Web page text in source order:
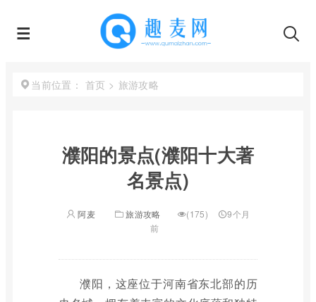
当前位置： 首页 > 旅游攻略
濮阳的景点(濮阳十大著
名景点)
阿麦 旅游攻略 (175)
9个月
前
濮阳，这座位于河南省东北部的历